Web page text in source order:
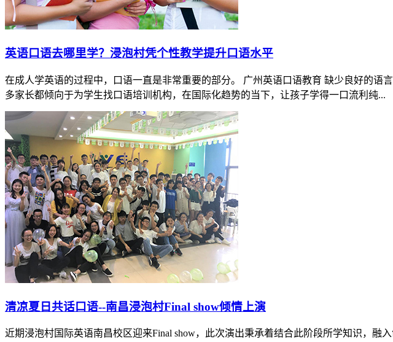
英语口语去哪里学？浸泡村凭个性教学提升口语水平
在成人学英语的过程中，口语一直是非常重要的部分。 广州英语口语教育 缺少良好的
多家长都倾向于为学生找口语培训机构，在国际化趋势的当下，让孩子学得一口流利纯...
​清凉夏日共话口语--南昌浸泡村Final show倾情上演
近期浸泡村国际英语南昌校区迎来Final show，此次演出秉承着结合此阶段所学知识，